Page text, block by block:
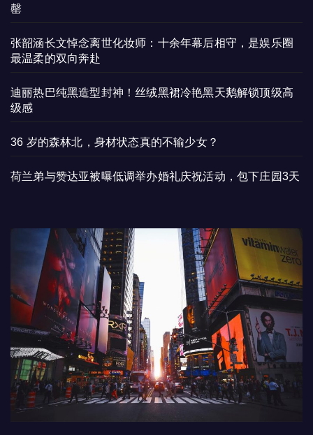
罄
张韶涵长文悼念离世化妆师：十余年幕后相守，是娱乐圈
最温柔的双向奔赴
迪丽热巴纯黑造型封神！丝绒黑裙冷艳黑天鹅解锁顶级高
级感
36 岁的森林北，身材状态真的不输少女？
荷兰弟与赞达亚被曝低调举办婚礼庆祝活动，包下庄园3天